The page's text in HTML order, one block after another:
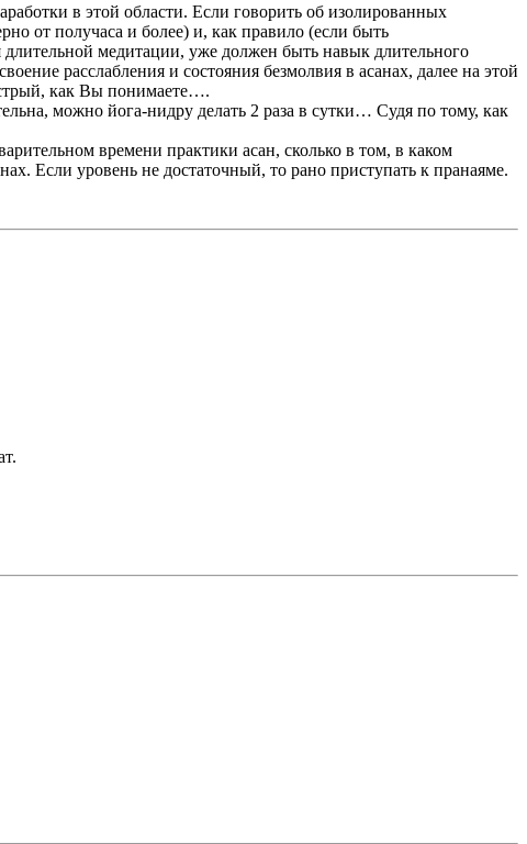
в этой области. Если говорить об изолированных
от получаса и более) и, как правило (если быть
медитации, уже должен быть навык длительного
расслабления и состояния безмолвия в асанах, далее на этой
как Вы понимаете….
можно йога-нидру делать 2 раза в сутки… Судя по тому, как
времени практики асан, сколько в том, в каком
Если уровень не достаточный, то рано приступать к пранаяме.